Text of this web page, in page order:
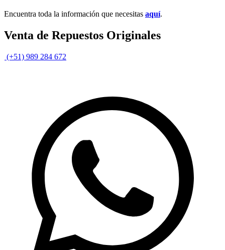
Encuentra toda la información que necesitas aquí.
Venta de Repuestos Originales
(+51) 989 284 672